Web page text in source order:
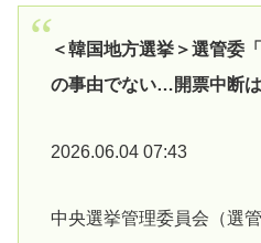
＜韓国地方選挙＞選管委
の事由でない…開票中断は
2026.06.04 07:43
中央選挙管理委員会（選